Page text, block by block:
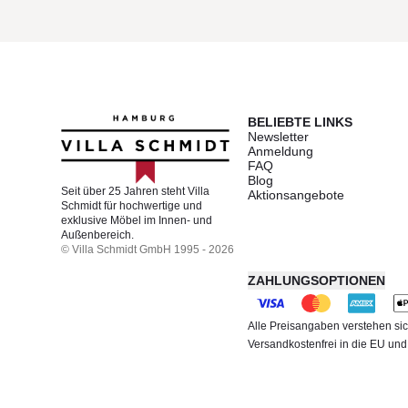
Seit über 25 Jahren steht Villa
Schmidt für hochwertige und
exklusive Möbel im Innen- und
Außenbereich.
© Villa Schmidt GmbH 1995 - 2026
BELIEBTE LINKS
Newsletter
Anmeldung
FAQ
Blog
Aktionsangebote
ZAHLUNGSOPTIONEN
Alle Preisangaben verstehen
Versandkostenfrei in die EU